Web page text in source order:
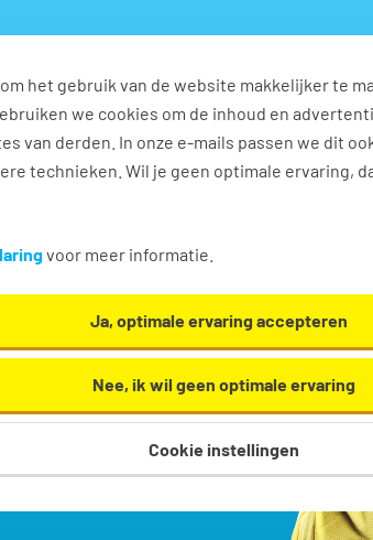
het gebruik van de website makkelijker te
we cookies om de inhoud en
van derden. In onze e-mails passen we dit
technieken. Wil je geen optimale ervaring,
voor meer informatie.
Ja, optimale ervaring accepteren
Nee, ik wil geen optimale ervaring
Cookie instellingen
Ontwikkel jezelf Werkplezier Contact
we helpen je graag een handje!